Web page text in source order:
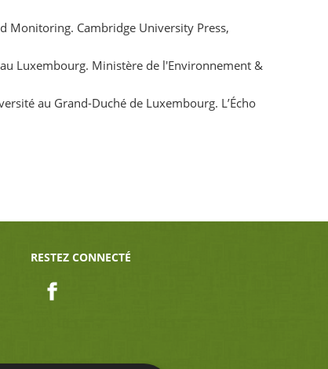
Monitoring. Cambridge University Press,
Luxembourg. Ministère de l'Environnement &
au Grand-Duché de Luxembourg. L’Écho
RESTEZ CONNECTÉ